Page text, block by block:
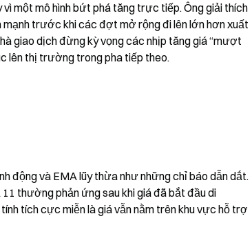
một mô hình bứt phá tăng trực tiếp. Ông giải thích
trước khi các đợt mở rộng đi lên lớn hơn xuất
giao dịch đừng kỳ vọng các nhịp tăng giá “mượt
lên thị trường trong pha tiếp theo.
động và EMA lũy thừa như những chỉ báo dẫn dắt.
thường phản ứng sau khi giá đã bắt đầu di
tích cực miễn là giá vẫn nằm trên khu vực hỗ trợ